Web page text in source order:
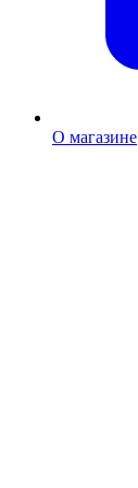
О магазине